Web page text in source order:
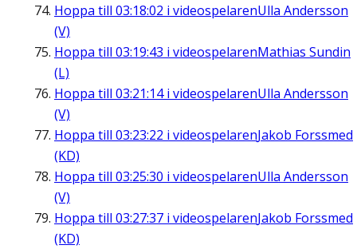
Hoppa till 03:18:02 i videospelarenUlla Andersson
(V)
Hoppa till 03:19:43 i videospelarenMathias Sundin
(L)
Hoppa till 03:21:14i videospelarenUlla Andersson
(V)
Hoppa till 03:23:22 i videospelarenJakob Forssmed
(KD)
Hoppa till 03:25:30 i videospelarenUlla Andersson
(V)
Hoppa till 03:27:37 i videospelarenJakob Forssmed
(KD)